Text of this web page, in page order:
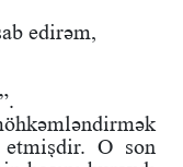
edirəm,
etmişdir. O son